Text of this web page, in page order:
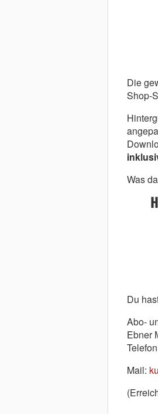
Die
Shop-
Was
Du
Abo-
Ebner
Mail: